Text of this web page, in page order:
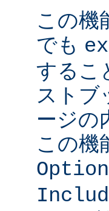
この機
でも
するこ
ストブ
ージの
この機